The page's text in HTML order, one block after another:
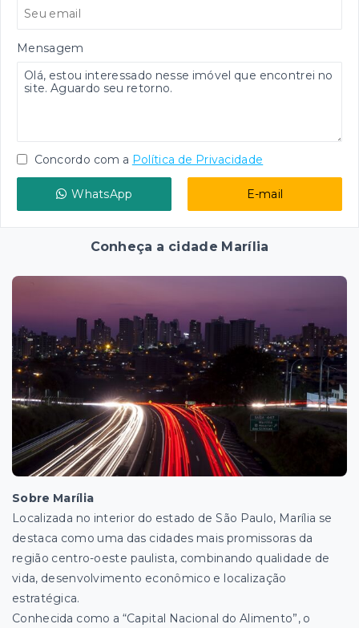
Mensagem
Concordo com a Política de Privacidade
WhatsApp E-mail
Conheça a cidade Marília
Sobre Marília
Localizada no interior do estado de São Paulo, Marília se
destaca como uma das cidades mais promissoras da
região centro-oeste paulista, combinando qualidade de
vida, desenvolvimento econômico e localização
estratégica.
Conhecida como a “Capital Nacional do Alimento”, o